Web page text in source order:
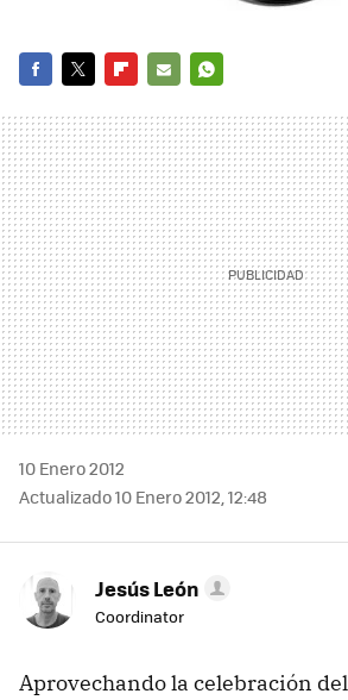
MAIL
10 Enero 2012
Actualizado 10 Enero 2012, 12:48
Jesús León
Coordinator
Aprovechando la celebración del